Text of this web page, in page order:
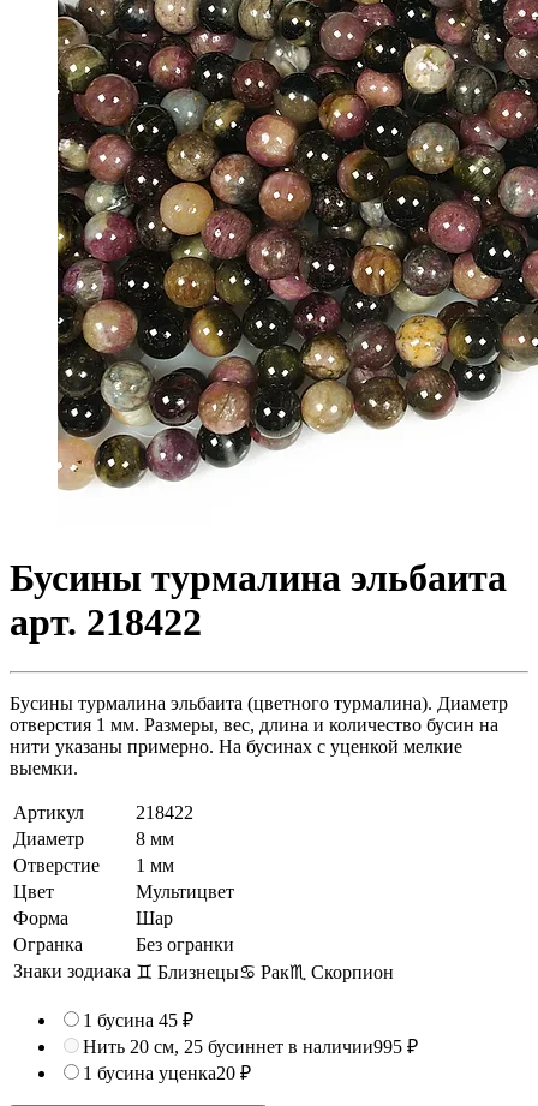
Бусины турмалина эльбаита
арт. 218422
Бусины турмалина эльбаита (цветного турмалина). Диаметр
отверстия 1 мм. Размеры, вес, длина и количество бусин на
нити указаны примерно. На бусинах с уценкой мелкие
выемки.
Артикул
218422
Диаметр
8 мм
Отверстие
1 мм
Цвет
Мультицвет
Форма
Шар
Огранка
Без огранки
Знаки зодиака ♊ Близнецы♋ Рак♏ Скорпион
1 бусина 45 ₽
Нить 20 см, 25 бусиннет в наличии995 ₽
1 бусина уценка20 ₽